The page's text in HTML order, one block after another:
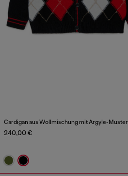
Cardigan aus Wollmischung mit Argyle-Muster
240,00 €